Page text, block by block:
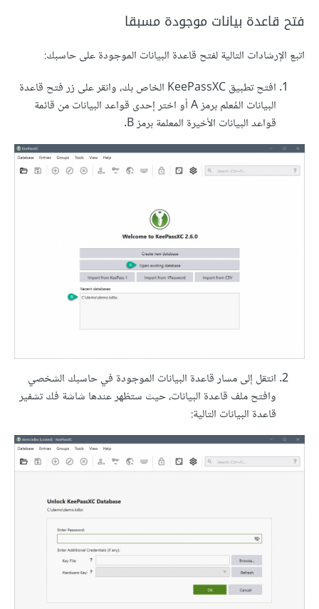
فتح قاعدة بيانات موجودة مسبقا
اتبع الإرشادات التالية لفتح قاعدة البيانات الموجودة على حاسبك:
افتح تطبيق KeePassXC الخاص بك، وانقر على زر فتح قاعدة
البيانات المُعلم برمز A أو اختر إحدى قواعد البيانات من قائمة
قواعد البيانات الأخيرة المعلمة برمز B.
انتقل إلى مسار قاعدة البيانات الموجودة في حاسبك الشخصي
وافتح ملف قاعدة البيانات، حيث ستظهر عندها شاشة فك تشفير
قاعدة البيانات التالية: